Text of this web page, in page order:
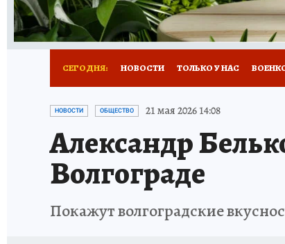
СЕГОДНЯ: НОВОСТИ ТОЛЬКО У НАС
ИСПЫТАНО НА СЕБЕ
НОВОСТИ ОБЩЕСТВО 21 мая 2026 14:08
Александр
Волгограде
Покажут волгоградские